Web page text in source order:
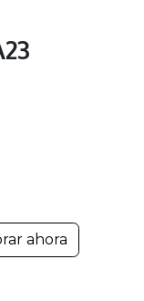
ahora